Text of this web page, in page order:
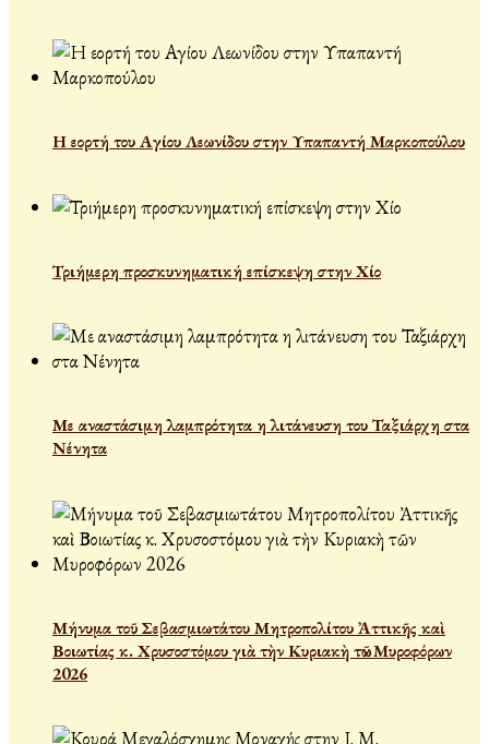
Η εορτή του Αγίου Λεωνίδου στην Υπαπαντή Μαρκοπούλου
Τριήμερη προσκυνηματική επίσκεψη στην Χίο
Με αναστάσιμη λαμπρότητα η λιτάνευση του Ταξιάρχη στα
Νένητα
Μήνυμα τοῦ Σεβασμιωτάτου Μητροπολίτου Ἀττικῆς καὶ
Βοιωτίας κ. Χρυσοστόμου γιὰ τὴν Κυριακὴ τῶν Μυροφόρων
2026